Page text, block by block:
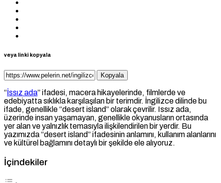
veya linki kopyala
Kopyala
“İssız ada” ifadesi, macera hikayelerinde, filmlerde ve
edebiyatta sıklıkla karşılaşılan bir terimdir. İngilizce dilinde bu
ifade, genellikle “desert island” olarak çevrilir. Issız ada,
üzerinde insan yaşamayan, genellikle okyanusların ortasında
yer alan ve yalnızlık temasıyla ilişkilendirilen bir yerdir. Bu
yazımızda “desert island” ifadesinin anlamını, kullanım alanlarını
ve kültürel bağlamını detaylı bir şekilde ele alıyoruz.
İçindekiler